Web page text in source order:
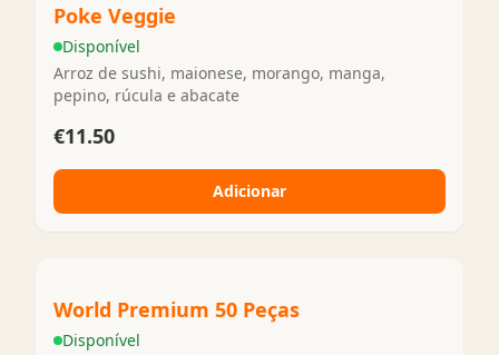
Poke Veggie
Disponível
Arroz de sushi, maionese, morango, manga,
pepino, rúcula e abacate
€11.50
Adicionar
World Premium 50 Peças
Disponível